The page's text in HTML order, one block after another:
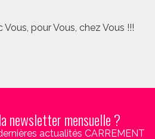
pour Vous, chez Vous !!!
newsletter mensuelle ?
actualités CARREMENT